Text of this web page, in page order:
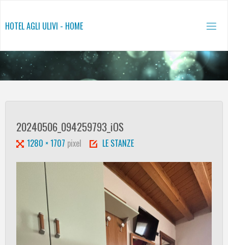
contenuto
HOTEL AGLI ULIVI - HOME
20240506_094259793_iOS
Tutta
larghezza
1280 × 1707 pixel LE STANZE